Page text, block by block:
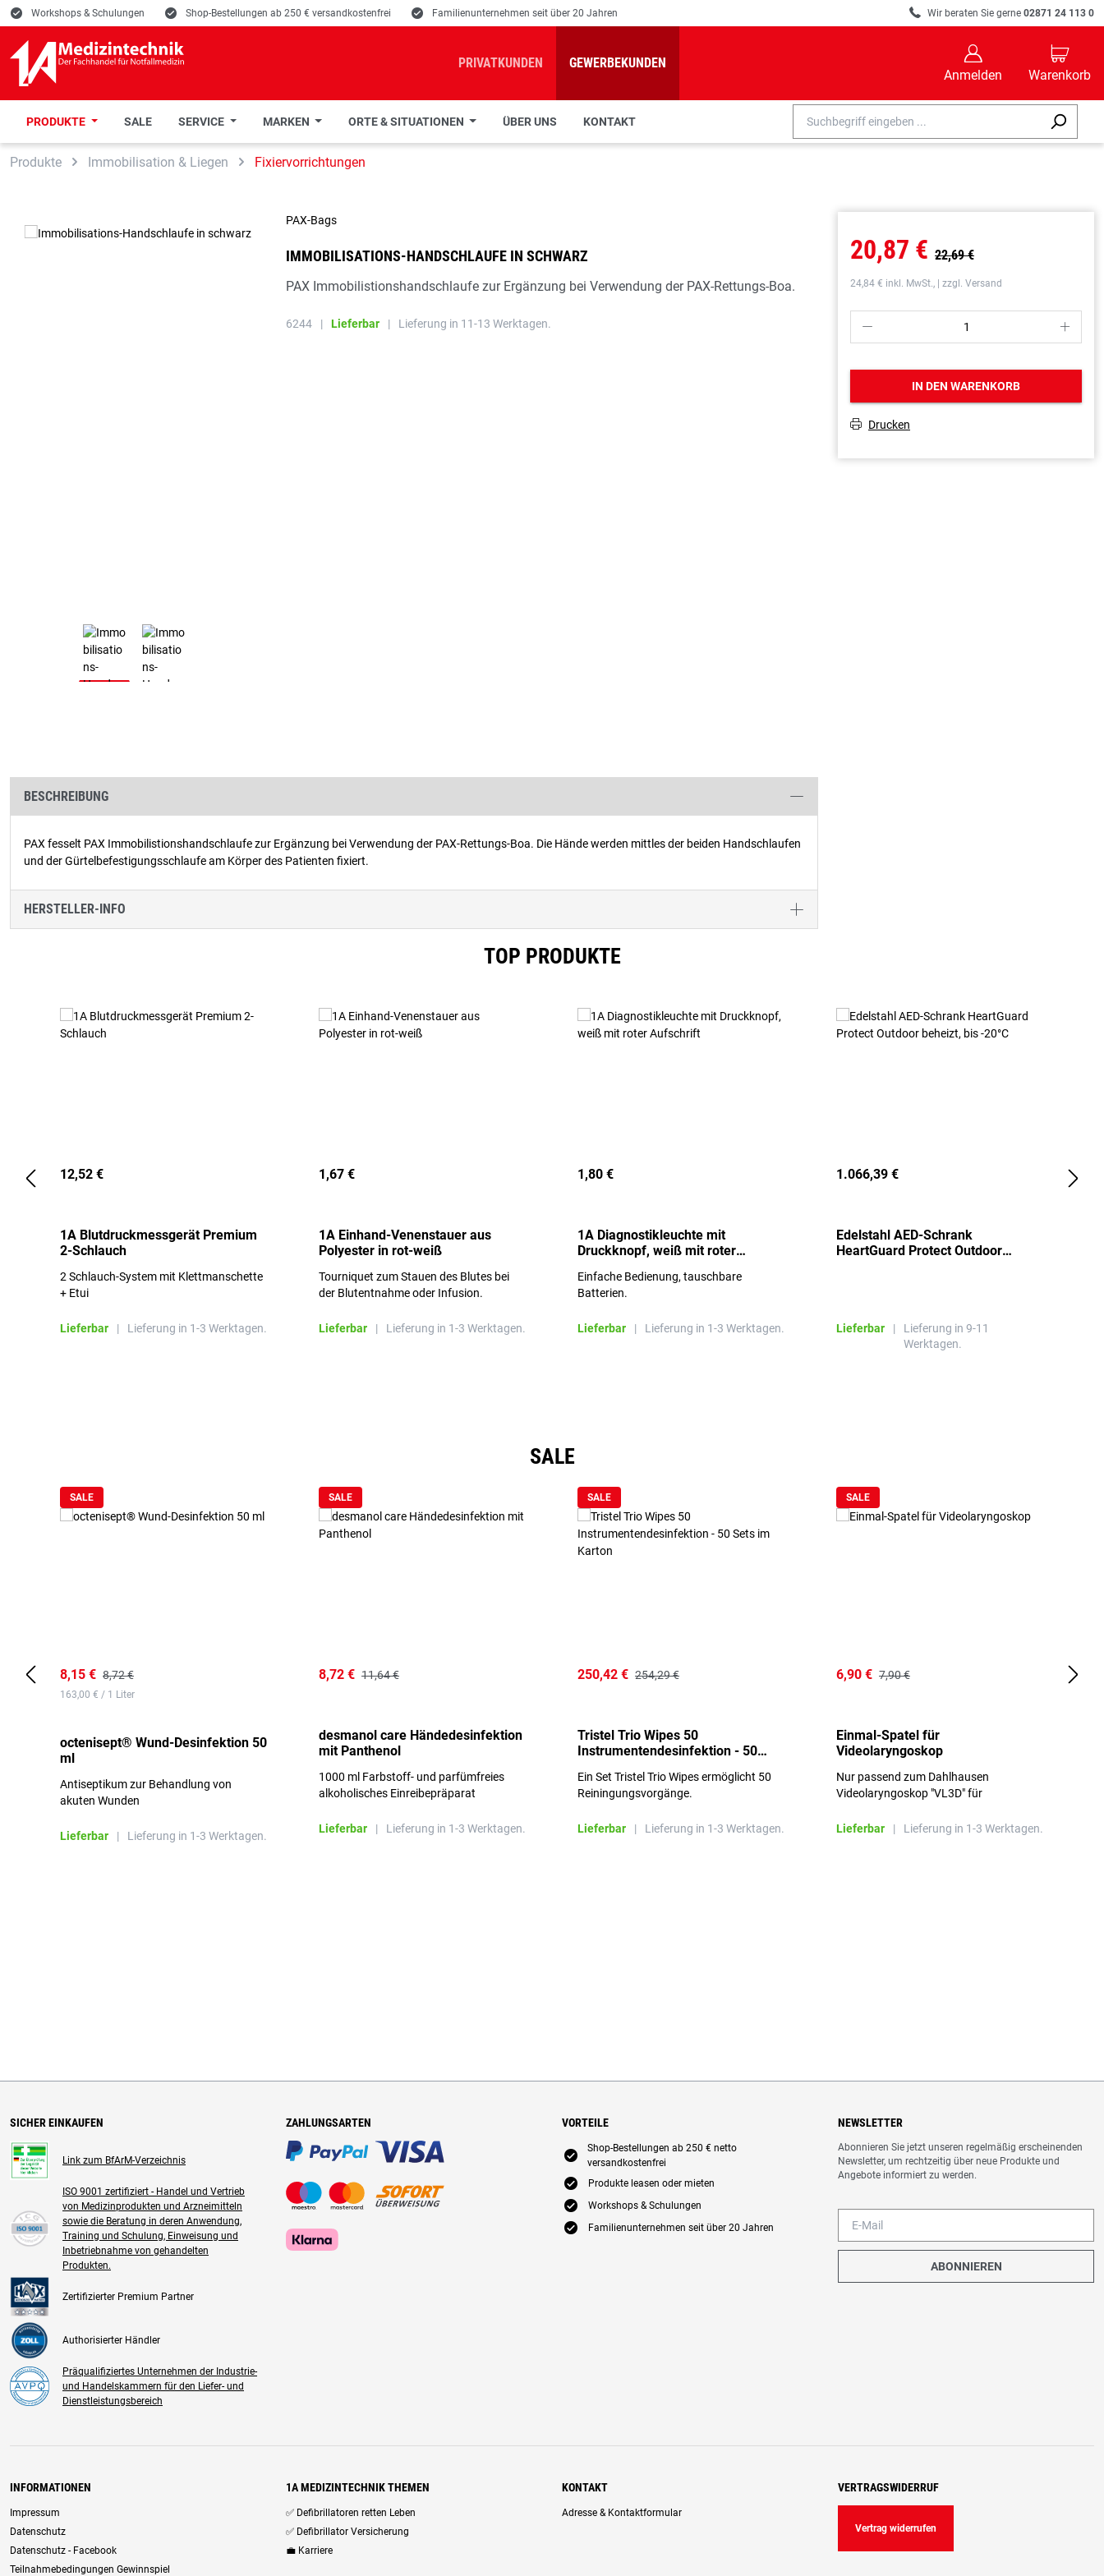
Zur Suche springen
Zur Hauptnavigation springen
E Workshops & Schulungen E Shop-Bestellungen ab 250 € versandkostenfrei E Familienunternehmen seit über 20 Jahren R Wir beraten Sie gerne 02871 24 113 0
PRIVATKUNDEN GEWERBEKUNDEN
B
Anmelden
C
Warenkorb
PRODUKTE SALE SERVICE MARKEN ORTE & SITUATIONEN ÜBER UNS KONTAKT
Produkte Immobilisation & Liegen Fixiervorrichtungen
IMMOBILISATIONS-HANDSCHLAUFE IN SCHWARZ
PAX-Bags
PAX Immobilistionshandschlaufe zur Ergänzung bei Verwendung der PAX-Rettungs-Boa.
6244 | Lieferbar | Lieferung in 11-13 Werktagen.
BESCHREIBUNG
PAX fesselt PAX Immobilistionshandschlaufe zur Ergänzung bei Verwendung der PAX-Rettungs-Boa. Die Hände werden mittles der beiden Handschlaufen
und der Gürtelbefestigungsschlaufe am Körper des Patienten fixiert.
HERSTELLER-INFO
20,87 € 22,69 €
24,84 € inkl. MwSt., | zzgl. Versand
P S
IN DEN WARENKORB
T Drucken
TOP PRODUKTE
12,52 €
1A Blutdruckmessgerät Premium
2-Schlauch
2 Schlauch-System mit Klettmanschette
+ Etui
Lieferbar | Lieferung in 1-3 Werktagen.
1,67 €
1A Einhand-Venenstauer aus
Polyester in rot-weiß
Tourniquet zum Stauen des Blutes bei
der Blutentnahme oder Infusion.
Lieferbar | Lieferung in 1-3 Werktagen.
1,80 €
1A Diagnostikleuchte mit
Druckknopf, weiß mit roter
Einfache Bedienung, tauschbare
Batterien.
Lieferbar | Lieferung in 1-3 Werktagen.
1.066,39 €
Edelstahl AED-Schrank
HeartGuard Protect Outdoor
Lieferbar |
Lieferung in 9-11
Werktagen.
SALE
SALE
8,15 € 8,72 €
163,00 € / 1 Liter
octenisept® Wund-Desinfektion 50
ml
Antiseptikum zur Behandlung von
akuten Wunden
Lieferbar | Lieferung in 1-3 Werktagen.
SALE
8,72 € 11,64 €
desmanol care Händedesinfektion
mit Panthenol
1000 ml Farbstoff- und parfümfreies
alkoholisches Einreibepräparat
Lieferbar
| Lieferung in 1-3 Werktagen.
SALE
250,42 € 254,29 €
Tristel Trio Wipes 50
Instrumentendesinfektion - 50
Ein Set Tristel Trio Wipes ermöglicht 50
Reiningungsvorgänge.
Lieferbar | Lieferung in 1-3 Werktagen.
SALE
6,90 € 7,90 €
Einmal-Spatel für
Videolaryngoskop
Nur passend zum Dahlhausen
Videolaryngoskop "VL3D" für
Lieferbar
| Lieferung in 1-3 Werktagen.
SICHER EINKAUFEN
Link zum BfArM-Verzeichnis
ISO 9001 zertifiziert - Handel und Vertrieb
von Medizinprodukten und Arzneimitteln
sowie die Beratung in deren Anwendung,
Training und Schulung, Einweisung und
Inbetriebnahme von gehandelten
Produkten.
Zertifizierter Premium Partner
Authorisierter Händler
Präqualifiziertes Unternehmen der Industrie-
und Handelskammern für den Liefer- und
Dienstleistungsbereich
ZAHLUNGSARTEN VORTEILE
E
Shop-Bestellungen ab 250 € netto
versandkostenfrei
E Produkte leasen oder mieten
E Workshops & Schulungen
E Familienunternehmen seit über 20 Jahren
NEWSLETTER
Abonnieren Sie jetzt unseren regelmäßig erscheinenden
Newsletter, um rechtzeitig über neue Produkte und
Angebote informiert zu werden.
ABONNIEREN
INFORMATIONEN
Impressum
Datenschutz
Datenschutz - Facebook
Teilnahmebedingungen Gewinnspiel
1A MEDIZINTECHNIK THEMEN
✅ Defibrillatoren retten Leben
✅ Defibrillator Versicherung
💼 Karriere
KONTAKT
Adresse & Kontaktformular
VERTRAGSWIDERRUF
Vertrag widerrufen